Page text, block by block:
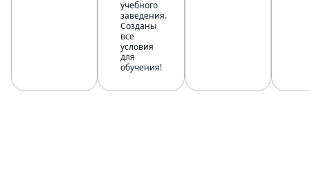
учебного
заведения.
Созданы
все
условия
для
обучения!